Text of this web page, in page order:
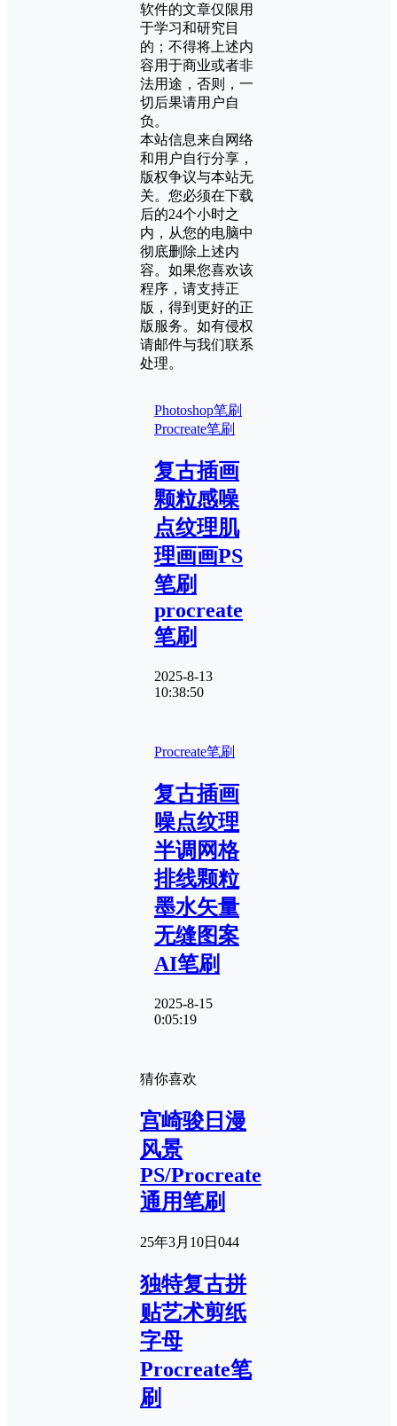
软件的文章仅限用
于学习和研究目
的；不得将上述内
容用于商业或者非
法用途，否则，一
切后果请用户自
负。
本站信息来自网络
和用户自行分享，
版权争议与本站无
关。您必须在下载
后的24个小时之
内，从您的电脑中
彻底删除上述内
容。如果您喜欢该
程序，请支持正
版，得到更好的正
版服务。如有侵权
请邮件与我们联系
处理。
Photoshop笔刷
Procreate笔刷
复古插画
颗粒感噪
点纹理肌
理画画PS
笔刷
procreate
笔刷
2025-8-13
10:38:50
Procreate笔刷
复古插画
噪点纹理
半调网格
排线颗粒
墨水矢量
无缝图案
AI笔刷
2025-8-15
0:05:19
猜你喜欢
宫崎骏日漫
风景
PS/Procreate
通用笔刷
25年3月10日 044
独特复古拼
贴艺术剪纸
字母
Procreate笔
刷